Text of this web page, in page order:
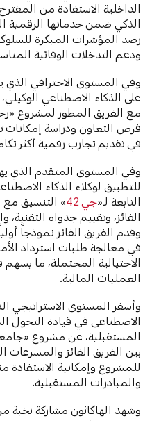
الداخلية الاستفادة من
الذكي ضمن خدماتها الرقمية
رصد المؤشرات المبكرة
ودعم التدخلات الوقائية
وفي المستوى الاحترافي
على الذكاء الاصطناعي
مع الفريق المطور لمشروع
فرص التعاون ودراسة إمكانات
في تقديم تجارب رقمية أكثر
وفي المستوى المتقدم الذي
التابعة لـ«جي 42
» التنسيق مع
الفائز، وتقييم جدواه
وقدم الفريق الفائز نموذجاً
في معالجة طلبات استرداد
الاحتيالية المحتملة، ما
العمليات المالية.
وأسفر المستوى الاستراتيجي
الاصطناعي في قيادة التحول
المستقبلية، عن مشروع
بين الفريق الفائز والمسرعات
للمشروع وإمكانية الاستفادة
والمبادرات المستقبلية.
وشهد الهاكاثون مشاركة